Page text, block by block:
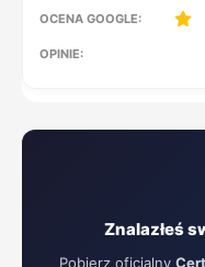
Znalazłeś
Pobierz oficjalny